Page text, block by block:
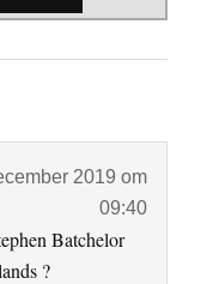
2019 om
09:40
Batchelor
?